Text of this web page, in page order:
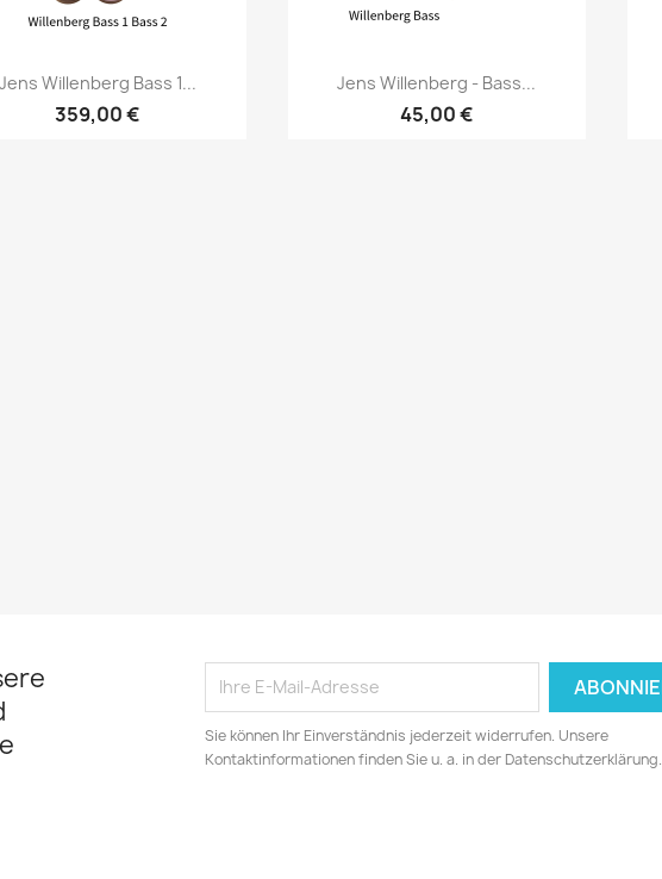
Vorschau
Willenberg Bass 1...
359,00 €
Vorschau
Jens Willenberg - Bass...
45,00 €
Sie können Ihr Einverständnis jederzeit widerrufen. Unsere
Kontaktinformationen finden Sie u. a. in der Datenschutzerklärung.